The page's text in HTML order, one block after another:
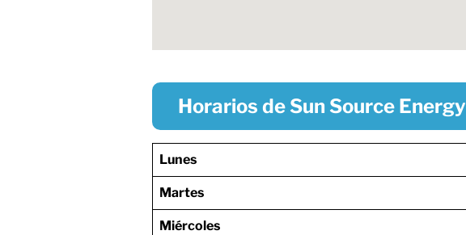
Horarios de Sun Source Energy
Lunes
Martes
Miércoles